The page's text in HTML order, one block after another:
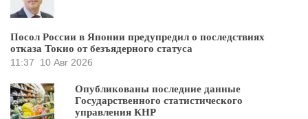
Посол России в Японии предупредил о последствиях
отказа Токио от безъядерного статуса
11:37
10 Авг 2026
Опубликованы последние данные
Государственного статистического
управления КНР